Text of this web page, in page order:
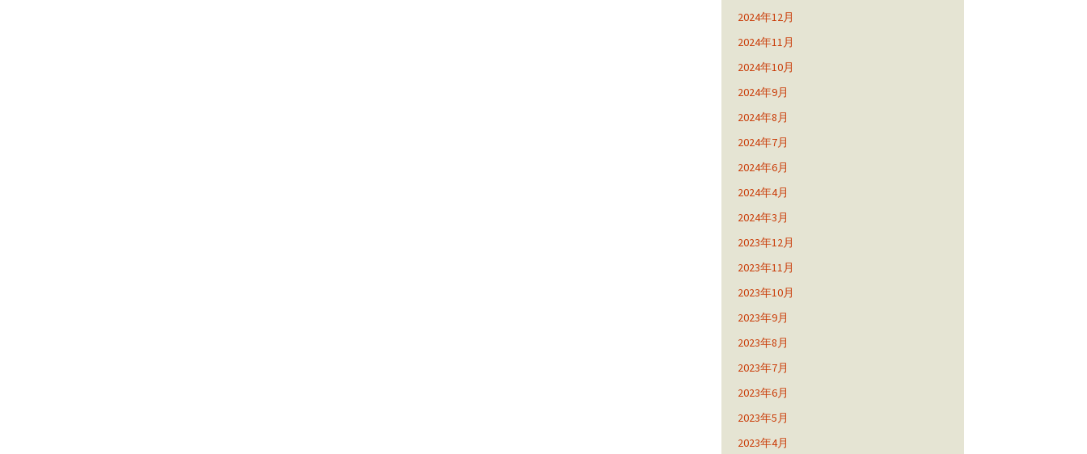
2024年12月
2024年11月
2024年10月
2024年9月
2024年8月
2024年7月
2024年6月
2024年4月
2024年3月
2023年12月
2023年11月
2023年10月
2023年9月
2023年8月
2023年7月
2023年6月
2023年5月
2023年4月